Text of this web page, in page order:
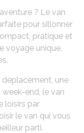
? Le van
pour sillonner
pratique et
voyage unique,
une
end, le van
loisirs par
le van qui vous
parti.